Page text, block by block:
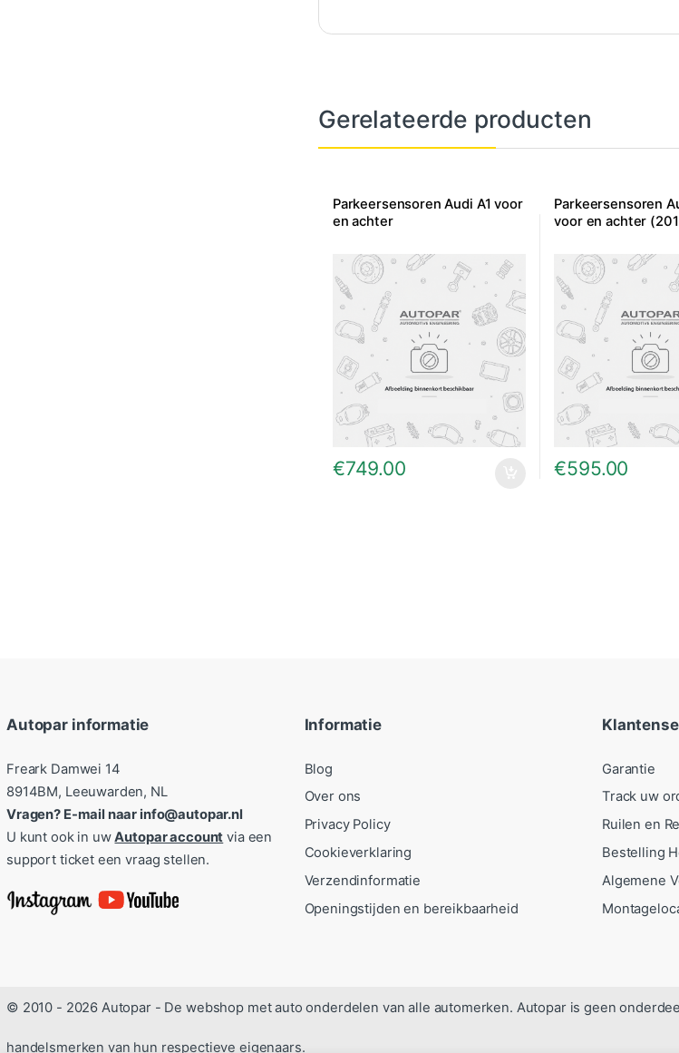
Gerelateerde producten
Parkeersensoren Audi A1 voor
en achter
€749.00
Parkeersensoren
voor en achter
€595.00
Autopar informatie
Freark Damwei 14
8914BM, Leeuwarden, NL
Vragen? E-mail naar info@autopar.nl
U kunt ook in uwAutopar account via een
support ticket een vraag stellen.
Informatie
Blog
Over ons
Privacy Policy
Cookieverklaring
Verzendinformatie
Openingstijden en bereikbaarheid
Garantie
Track uw
Ruilen en
Bestelling
Algemene
© 2010 - 2026 Autopar - De webshop met auto onderdelen van alle automerken. Autopar is geen
handelsmerken van hun respectieve eigenaars.